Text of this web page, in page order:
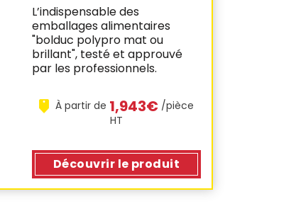
L’indispensable des
emballages alimentaires
"bolduc polypro mat ou
brillant", testé et approuvé
par les professionnels.
À partir de 1,943€/pièce
HT
Découvrir le produit